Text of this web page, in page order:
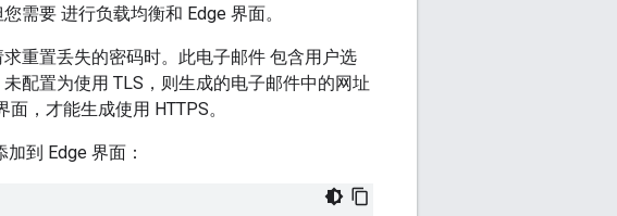
需要 进行负载均衡和 Edge 界面。
重置丢失的密码时。此电子邮件 包含用户选
配置为使用 TLS，则生成的电子邮件中的网址
，才能生成使用 HTTPS。
到 Edge 界面：